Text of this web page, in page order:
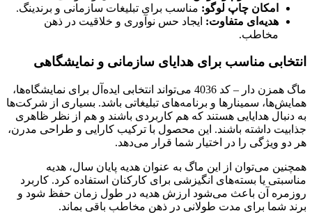
امکان چاپ لوگو: مناسب برای تبلیغات سازمانی و برندینگ.
هدیه‌ای متفاوت: ایجاد حس نوآوری و خلاقیت در ذهن
مخاطب.
انتخابی مناسب برای هدایای سازمانی و نمایشگاهی
ماگ همزن دار – کد 4036 می‌تواند انتخابی ایده‌آل برای نمایشگاه‌ها،
همایش‌ها، سمینارها و برنامه‌های تبلیغاتی باشد. بسیاری از شرکت‌ها
به دنبال هدایایی هستند که هم کاربردی باشند و هم از نظر ظاهری
جذابیت داشته باشند. این محصول با ترکیب کارایی و طراحی مدرن،
هر دو ویژگی را در اختیار شما قرار می‌دهد.
همچنین می‌توان از این ماگ به عنوان هدیه پایان سال، هدیه
مناسبتی یا بسته‌های انگیزشی برای کارکنان استفاده کرد. کاربرد
روزمره آن باعث می‌شود ارزش هدیه در طول زمان حفظ شود و
برند شما برای مدت طولانی در ذهن مخاطب باقی بماند.